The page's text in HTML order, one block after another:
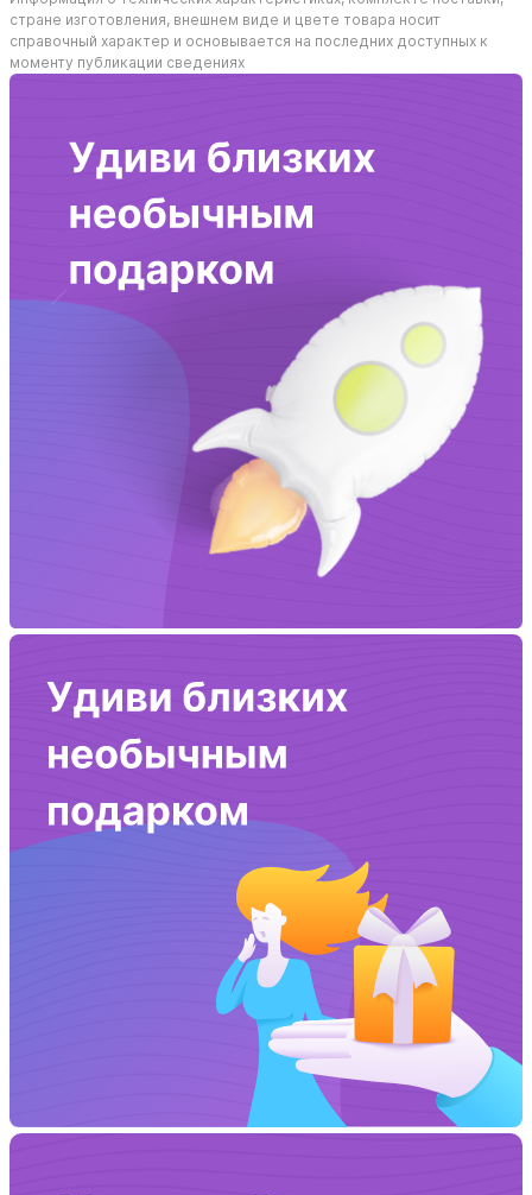
стране изготовления, внешнем виде и цвете товара носит
справочный характер и основывается на последних доступных к
моменту публикации сведениях